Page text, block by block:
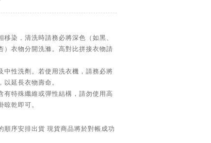
移染，清洗時請務必將深色（如黑、
）衣物分開洗滌。高對比拼接衣物請
中性洗劑。若使用洗衣機，請務必將
延長衣物壽命。
有特殊纖維或彈性結構，請勿使用高
乾即可。
順序安排出貨 現貨商品將於對帳成功